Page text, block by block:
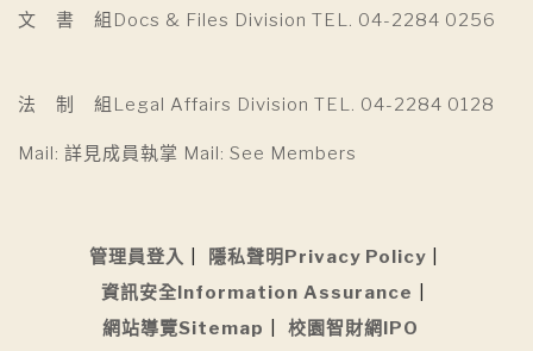
文 書 組Docs & Files Division TEL. 04-2284 0256
法 制 組Legal Affairs Division TEL. 04-2284 0128
Mail: 詳見成員執掌 Mail: See Members
管理員登入
隱私聲明Privacy Policy
資訊安全Information Assurance
網站導覽Sitemap
校園智財網IPO